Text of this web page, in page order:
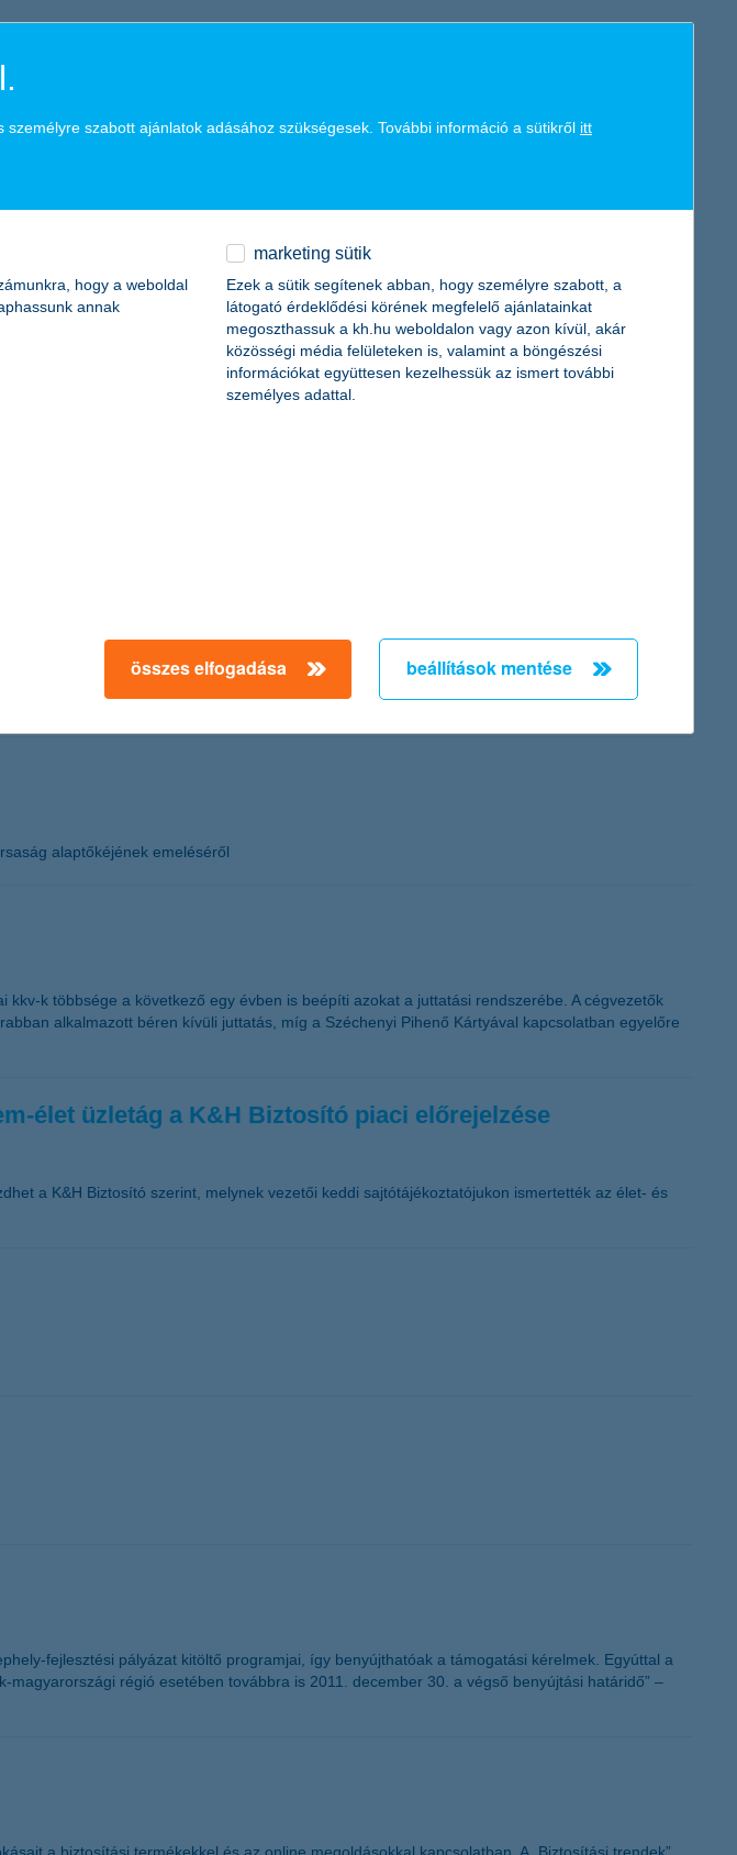
felel meg. A bizalmi index csökkenése mögött leginkább az áll, hogy a vállalkozások
összes részindex kisebb-nagyobb mértékű csökkenést mutat”– mondta el Németh László, a K&H
A kártya szerződések megkötésére november 15. után nyílik lehetőség.
a K&H Bankcsoportnál
árfolyamok jelentősen ingadoznak, csökkennek, és a kamatok alacsony szinten vannak –
fokozottan figyelni, amelyek néhány év távlatában esélyt adnak a növekedésnek,
alaptőkéjének emeléséről
k többsége a következő egy évben is beépíti azokat a juttatási rendszerébe. A cégvezetők
alkalmazott béren kívüli juttatás, míg a Széchenyi Pihenő Kártyával kapcsolatban egyelőre
élet üzletág a K&H Biztosító piaci előrejelzése
a K&H Biztosító szerint, melynek vezetői keddi sajtótájékoztatójukon ismertették az élet- és
fejlesztési pályázat kitöltő programjai, így benyújthatóak a támogatási kérelmek. Egyúttal a
régió esetében továbbra is 2011. december 30. a végső benyújtási határidő” –
szabott ajánlatok adásához szükségesek. További információ a sütikről itt
hogy a weboldal
annak
marketing sütik
Ezek a sütik segítenek abban, hogy személyre szabott, a
látogató érdeklődési körének megfelelő ajánlatainkat
megoszthassuk a kh.hu weboldalon vagy azon kívül, akár
közösségi média felületeken is, valamint a böngészési
információkat együttesen kezelhessük az ismert további
személyes adattal.
összes elfogadása beállítások mentése